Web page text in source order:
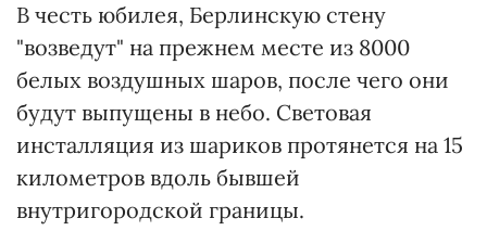
В честь юбилея, Берлинскую стену
"возведут" на прежнем месте из 8000
белых воздушных шаров, после чего они
будут выпущены в небо. Световая
инсталляция из шариков протянется на 15
километров вдоль бывшей
внутригородской границы.